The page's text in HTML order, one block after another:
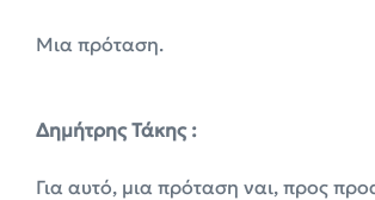
Μια πρόταση.
Δημήτρης Τάκης :
Για αυτό, μια πρόταση ναι, προς